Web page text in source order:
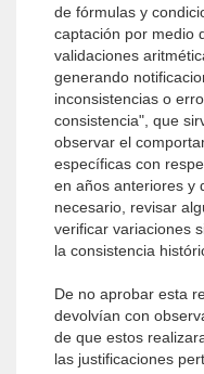
de fórmulas y
captación por medio
validaciones
generando
inconsistencias o
consistencia", que
observar el
específicas con
en años anteriores y
necesario, revisar
verificar variaciones
la consistencia
De no aprobar esta
devolvían con
de que estos
las justificaciones